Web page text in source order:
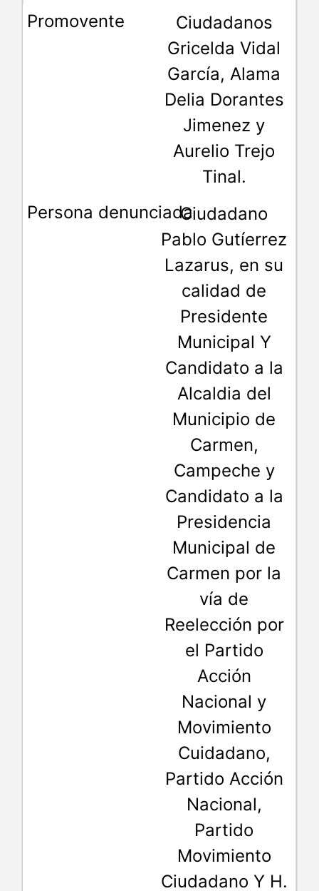
Ciudadanos
Gricelda Vidal
García, Alama
Delia Dorantes
Jimenez y
Aurelio Trejo
Tinal.
Ciudadano
Pablo Gutíerrez
Lazarus, en su
calidad de
Presidente
Municipal Y
Candidato a la
Alcaldia del
Municipio de
Carmen,
Campeche y
Candidato a la
Presidencia
Municipal de
Carmen por la
vía de
Reelección por
el Partido
Acción
Nacional y
Movimiento
Cuidadano,
Partido Acción
Nacional,
Partido
Movimiento
Ciudadano Y H.